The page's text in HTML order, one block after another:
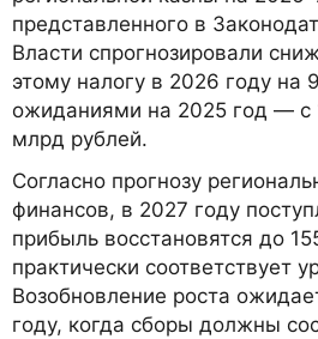
представленного в
Власти спрогнозировали
этому налогу в 2026 году на
ожиданиями на 2025 год — с
млрд рублей.
Согласно прогнозу
финансов, в 2027 году
прибыль восстановятся до
практически соответствует
Возобновление роста
году, когда сборы должны